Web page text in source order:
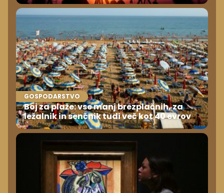
GOSPODARSTVO
Boj za plaže: vse manj brezplačnih, za
ležalnik in senčnik tudi več kot 40 evrov